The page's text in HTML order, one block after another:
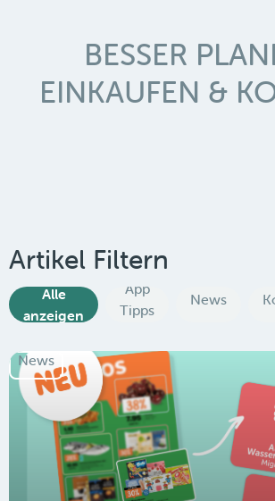
BESSER
EINKAUFEN &
Artikel Filtern
Alle
anzeigen
App
Tipps
News
News